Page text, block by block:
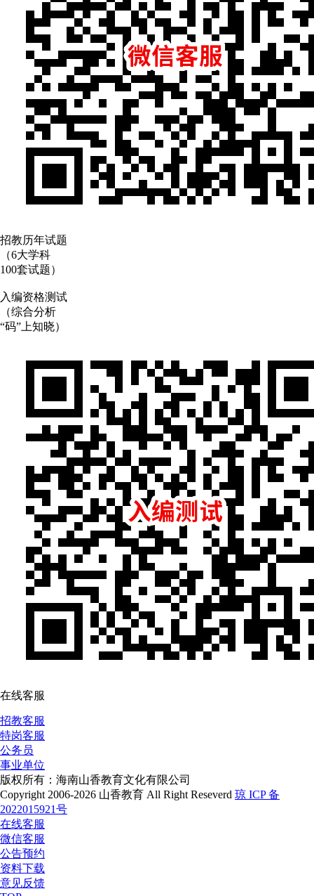
招教历年试题
（6大学科
100套试题）
入编资格测试
（综合分析
“码”上知晓）
在线客服
招教客服
特岗客服
公务员
事业单位
版权所有：海南山香教育文化有限公司
Copyright 2006-2026 山香教育 All Right Reseverd 琼 ICP 备
2022015921号
在线客服
微信客服
公告预约
资料下载
意见反馈